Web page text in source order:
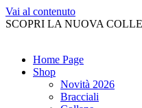
Vai al contenuto
SCOPRI LA NUOVA
Home Page
Shop
Novità 2026
Bracciali